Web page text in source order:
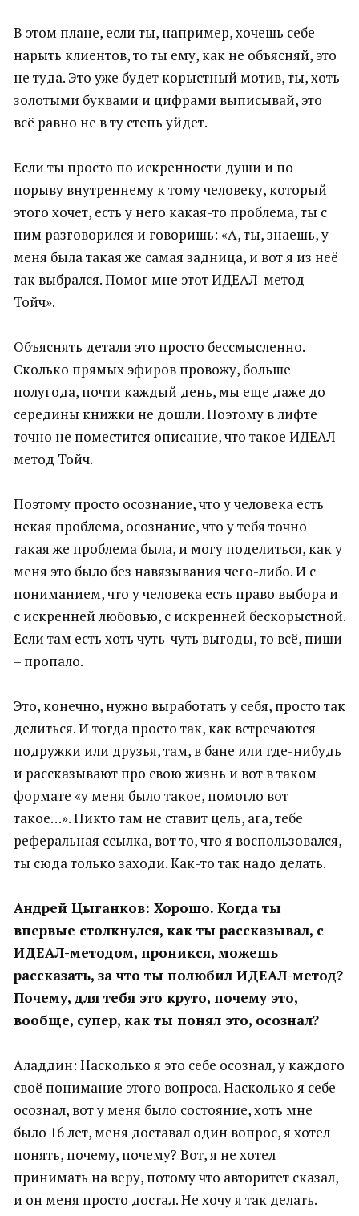
В этом плане, если ты, например, хочешь себе
нарыть клиентов, то ты ему, как не объясняй, это
не туда. Это уже будет корыстный мотив, ты, хоть
золотыми буквами и цифрами выписывай, это
всё равно не в ту степь уйдет.
Если ты просто по искренности души и по
порыву внутреннему к тому человеку, который
этого хочет, есть у него какая-то проблема, ты с
ним разговорился и говоришь: «А, ты, знаешь, у
меня была такая же самая задница, и вот я из неё
так выбрался. Помог мне этот ИДЕАЛ-метод
Тойч».
Объяснять детали это просто бессмысленно.
Сколько прямых эфиров провожу, больше
полугода, почти каждый день, мы еще даже до
середины книжки не дошли. Поэтому в лифте
точно не поместится описание, что такое ИДЕАЛ-
метод Тойч.
Поэтому просто осознание, что у человека есть
некая проблема, осознание, что у тебя точно
такая же проблема была, и могу поделиться, как у
меня это было без навязывания чего-либо. И с
пониманием, что у человека есть право выбора и
с искренней любовью, с искренней бескорыстной.
Если там есть хоть чуть-чуть выгоды, то всё, пиши
– пропало.
Это, конечно, нужно выработать у себя, просто так
делиться. И тогда просто так, как встречаются
подружки или друзья, там, в бане или где-нибудь
и рассказывают про свою жизнь и вот в таком
формате «у меня было такое, помогло вот
такое…». Никто там не ставит цель, ага, тебе
реферальная ссылка, вот то, что я воспользовался,
ты сюда только заходи. Как-то так надо делать.
Андрей Цыганков: Хорошо. Когда ты
впервые столкнулся, как ты рассказывал, с
ИДЕАЛ-методом, проникся, можешь
рассказать, за что ты полюбил ИДЕАЛ-метод?
Почему, для тебя это круто, почему это,
вообще, супер, как ты понял это, осознал?
Аладдин: Насколько я это себе осознал, у каждого
своё понимание этого вопроса. Насколько я себе
осознал, вот у меня было состояние, хоть мне
было 16 лет, меня доставал один вопрос, я хотел
понять, почему, почему? Вот, я не хотел
принимать на веру, потому что авторитет сказал,
и он меня просто достал. Не хочу я так делать.